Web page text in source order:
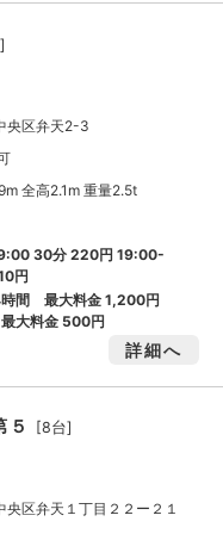
央区弁天2-3
全高2.1m 重量2.5t
30分 220円 19:00-
円
時間 最大料金1,200円
大料金 500円
詳細へ
５ [8台]
央区弁天１丁目２２ー２１